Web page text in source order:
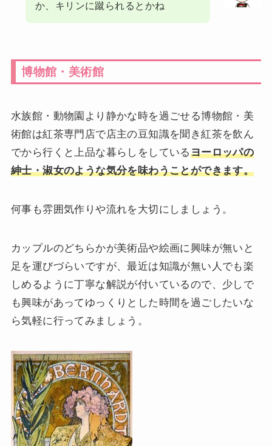
か、キリンに蹴られるとかね
博物館・美術館
水族館・動物園より静かな時を過ごせる博物館・美
術館は紅茶専門店で店主の豆知識を聞き紅茶を飲ん
でから行くと上品な暮らしをしているヨーロッパの
紳士・淑女のような気分を味わうことができます。
何事も雰囲気作りや流れを大切にしましょう。
カップルのどちらかが美術品や絵画に興味が無いと
足を運びづらいですが、最近は知識が無い人でも楽
しめるように丁寧な解説が付いているので、少しで
も興味があってゆっくりとした時間を過ごしたいな
ら気軽に行ってみましょう。